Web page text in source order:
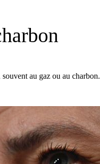
au gaz ou au charbon.